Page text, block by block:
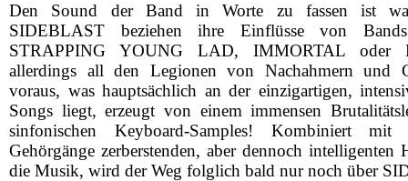
Den Sound der Band in Worte zu fassen ist
SIDEBLAST beziehen ihre Einflüsse von
STRAPPING YOUNG LAD, IMMORTAL oder
allerdings all den Legionen von Nachahmern und
voraus, was hauptsächlich an der einzigartigen,
Songs liegt, erzeugt von einem immensen
sinfonischen Keyboard-Samples! Kombiniert mit
Gehörgänge zerberstenden, aber dennoch intelligenten
die Musik, wird der Weg folglich bald nur noch über